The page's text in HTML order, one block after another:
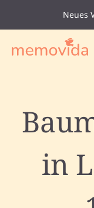
Neues
in